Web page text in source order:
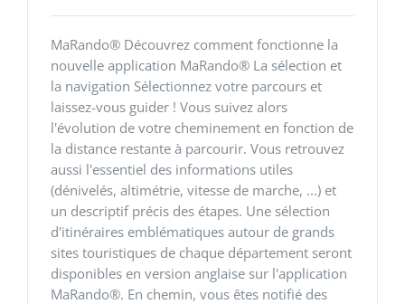
MaRando® Découvrez comment fonctionne la
nouvelle application MaRando® La sélection et
la navigation Sélectionnez votre parcours et
laissez-vous guider ! Vous suivez alors
l'évolution de votre cheminement en fonction de
la distance restante à parcourir. Vous retrouvez
aussi l'essentiel des informations utiles
(dénivelés, altimétrie, vitesse de marche, ...) et
un descriptif précis des étapes. Une sélection
d'itinéraires emblématiques autour de grands
sites touristiques de chaque département seront
disponibles en version anglaise sur l'application
MaRando®. En chemin, vous êtes notifié des